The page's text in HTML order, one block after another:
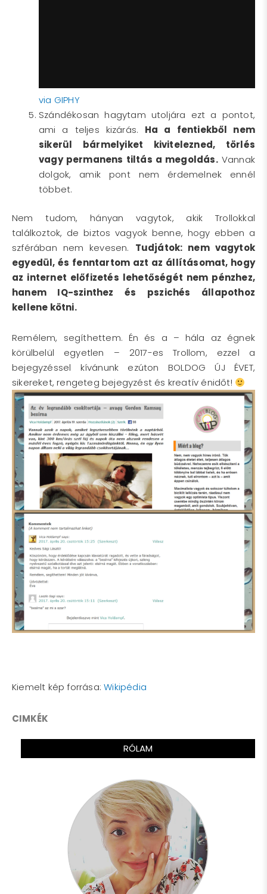
via GIPHY
Szándékosan hagytam utoljára ezt a pontot,
ami a teljes kizárás. Ha a fentiekből nem
sikerül bármelyiket kivitelezned, törlés
vagy permanens tiltás a megoldás.Vannak
dolgok, amik pont nem érdemelnek ennél
többet.
Nem tudom, hányan vagytok, akik Trollokkal
találkoztok, de biztos vagyok benne, hogy ebben a
szférában nem kevesen. Tudjátok: nem vagytok
egyedül, és fenntartom azt az állításomat, hogy
az internet előfizetés lehetőségét nem pénzhez,
hanem IQ-szinthez és pszichés állapothoz
kellene kötni.
Remélem, segíthettem. Én és a – hála az égnek
körülbelül egyetlen – 2017-es Trollom, ezzel a
bejegyzéssel kívánunk ezúton BOLDOG ÚJ ÉVET,
sikereket, rengeteg bejegyzést és kreatív énidőt!
Kiemelt kép forrása:Wikipédia
CIMKÉK
RÓLAM